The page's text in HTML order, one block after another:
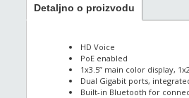
Detaljno o proizvodu
HD Voice
PoE enabled
1x3.5” main color display,
Dual Gigabit ports,
Built-in Bluetooth for